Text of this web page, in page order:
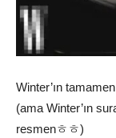
Winter’ın
(ama Winter’ın
resmenㅎㅎ)